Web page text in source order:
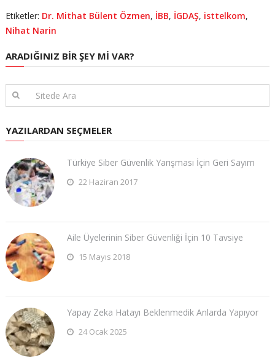
Etiketler: Dr. Mithat Bülent Özmen, İBB, İGDAŞ, isttelkom,
Nihat Narin
ARADIĞINIZ BIR ŞEY MI VAR?
YAZILARDAN SEÇMELER
Türkiye Siber Güvenlik Yarışması İçin Geri Sayım
22 Haziran 2017
Aile Üyelerinin Siber Güvenliği İçin 10 Tavsiye
15 Mayıs 2018
Yapay Zeka Hatayı Beklenmedik Anlarda Yapıyor
24 Ocak 2025